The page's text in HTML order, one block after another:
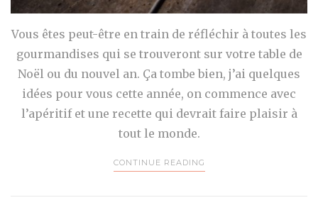
Vous êtes peut-être en train de réfléchir à toutes les
gourmandises qui se trouveront sur votre table de
Noël ou du nouvel an. Ça tombe bien, j’ai quelques
idées pour vous cette année, on commence avec
l’apéritif et une recette qui devrait faire plaisir à
tout le monde.
CONTINUE READING